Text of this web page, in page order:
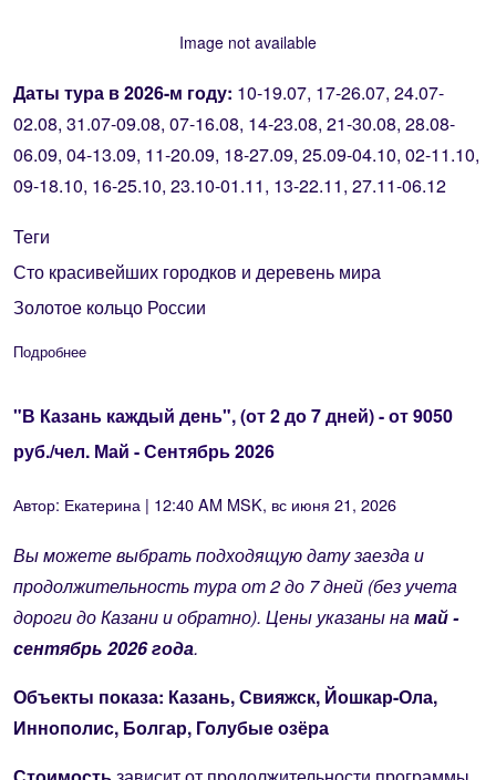
Image not available
Даты тура в 2026-м году: 10-19.07, 17-26.07, 24.07-
02.08, 31.07-09.08, 07-16.08, 14-23.08, 21-30.08, 28.08-
06.09, 04-13.09, 11-20.09, 18-27.09, 25.09-04.10, 02-11.10,
09-18.10, 16-25.10, 23.10-01.11, 13-22.11, 27.11-06.12
Теги
Сто красивейших городков и деревень мира
Золотое кольцо России
Подробнее
"В Казань каждый день", (от 2 до 7 дней) - от 9050
руб./чел. Май - Сентябрь 2026
Автор: Екатерина | 12:40 AM MSK, вс июня 21, 2026
Вы можете выбрать подходящую дату заезда и
продолжительность тура от 2 до 7 дней (без учета
дороги до Казани и обратно). Цены указаны намай -
сентябрь 2026 года.
Объекты показа: Казань, Свияжск, Йошкар-Ола,
Иннополис, Болгар, Голубые озёра